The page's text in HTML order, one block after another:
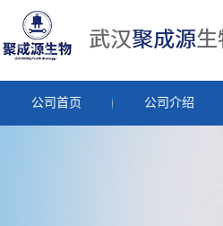
公司首页 公司介绍